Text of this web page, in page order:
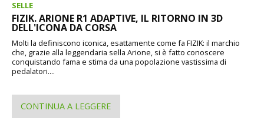
SELLE
FIZIK. ARIONE R1 ADAPTIVE, IL RITORNO IN 3D
DELL'ICONA DA CORSA
Molti la definiscono iconica, esattamente come fa FIZIK: il marchio
che, grazie alla leggendaria sella Arione, si è fatto conoscere
conquistando fama e stima da una popolazione vastissima di
pedalatori....
CONTINUA A LEGGERE